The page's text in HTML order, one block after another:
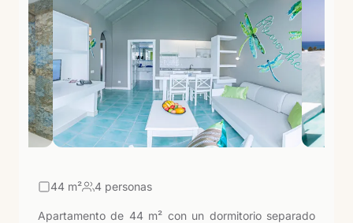
acceso a los restaurantes, comercios y la vida
nocturna de Puerto del Carmen, que está a pocos
minutos.
44 m² 4 personas
Apartamento de 44 m² con un dormitorio separado